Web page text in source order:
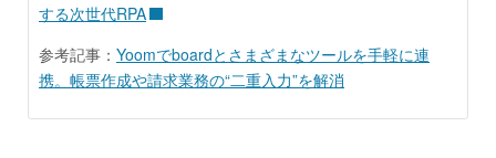
する次世代RPA
参考記事： Yoomでboardとさまざまなツールを手軽に連
携。帳票作成や請求業務の“二重入力”を解消